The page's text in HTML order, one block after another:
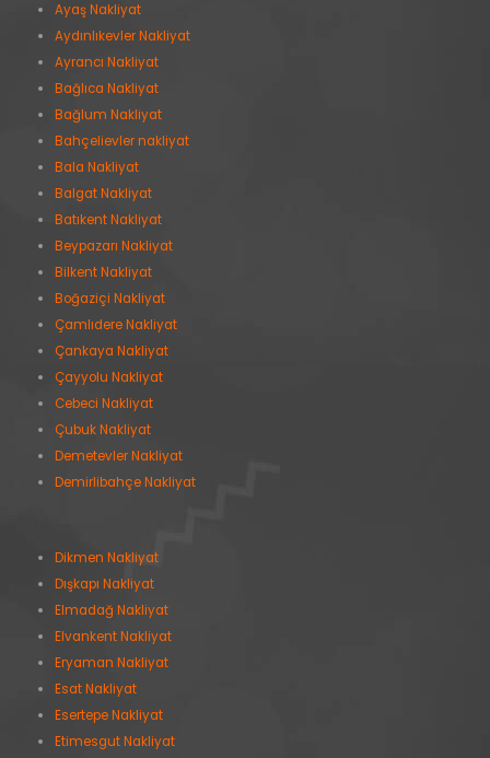
Ayaş Nakliyat
Aydınlıkevler Nakliyat
Ayrancı Nakliyat
Bağlıca Nakliyat
Bağlum Nakliyat
Bahçelievler nakliyat
Bala Nakliyat
Balgat Nakliyat
Batıkent Nakliyat
Beypazarı Nakliyat
Bilkent Nakliyat
Boğaziçi Nakliyat
Çamlıdere Nakliyat
Çankaya Nakliyat
Çayyolu Nakliyat
Cebeci Nakliyat
Çubuk Nakliyat
Demetevler Nakliyat
Demirlibahçe Nakliyat
Dikmen Nakliyat
Dışkapı Nakliyat
Elmadağ Nakliyat
Elvankent Nakliyat
Eryaman Nakliyat
Esat Nakliyat
Esertepe Nakliyat
Etimesgut Nakliyat